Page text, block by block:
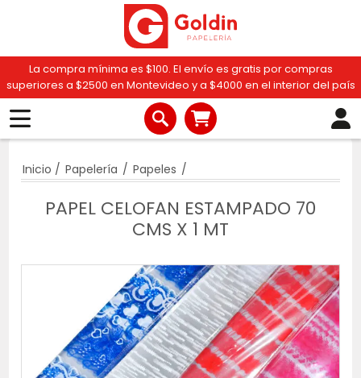
La compra mínima es $100. El envío es gratis por compras
superiores a $2500 en Montevideo y a $4000 en el interior del país
Inicio / Papelería / Papeles /
PAPEL CELOFAN ESTAMPADO 70
CMS X 1 MT